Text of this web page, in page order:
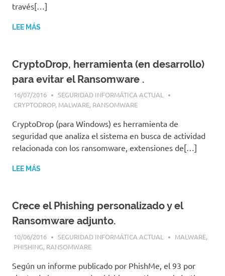
través[…]
LEE MÁS
CryptoDrop, herramienta (en desarrollo)
para evitar el Ransomware .
16/07/2016
SEGURIDAD INFORMÁTICA ACTUAL
CRYPTODROP, MALWARE, RANSOMWARE
CryptoDrop (para Windows) es herramienta de
seguridad que analiza el sistema en busca de actividad
relacionada con los ransomware, extensiones de[…]
LEE MÁS
Crece el Phishing personalizado y el
Ransomware adjunto.
10/06/2016 SEGURIDAD INFORMÁTICA ACTUAL MALWARE,
PHISHING, RANSOMWARE
Según un informe publicado por PhishMe, el 93 por